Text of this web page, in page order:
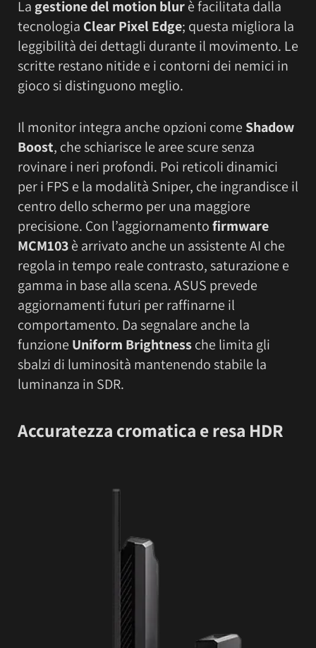
La gestione del motion blurè facilitata dalla
tecnologia Clear Pixel Edge; questa migliora la
leggibilità dei dettagli durante il movimento. Le
scritte restano nitide e i contorni dei nemici in
gioco si distinguono meglio.
Il monitor integra anche opzioni come Shadow
Boost, che schiarisce le aree scure senza
rovinare i neri profondi. Poi reticoli dinamici
per i FPS e la modalità Sniper, che ingrandisce il
centro dello schermo per una maggiore
precisione. Con l’aggiornamentofirmware
MCM103è arrivato anche un assistente AI che
regola in tempo reale contrasto, saturazione e
gamma in base alla scena. ASUS prevede
aggiornamenti futuri per raffinarne il
comportamento. Da segnalare anche la
funzione Uniform Brightnessche limita gli
sbalzi di luminosità mantenendo stabile la
luminanza in SDR.
Accuratezza cromatica e resa HDR